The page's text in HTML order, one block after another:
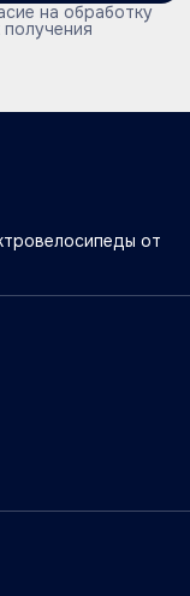
на обработку
от